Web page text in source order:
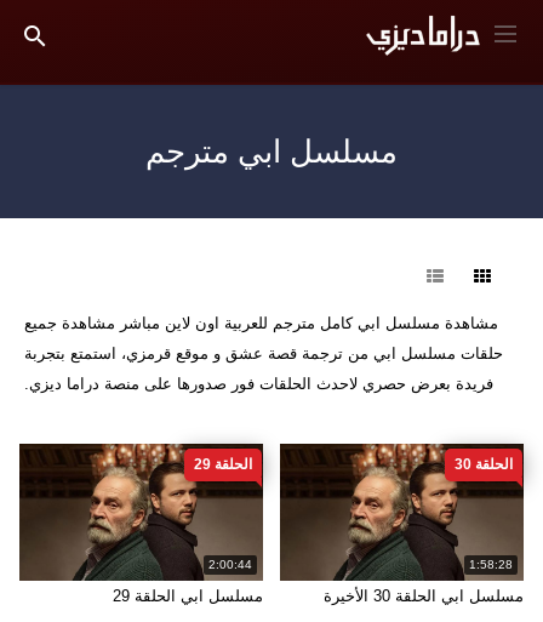
مسلسل ابي مترجم
مشاهدة مسلسل ابي كامل مترجم للعربية اون لاين مباشر مشاهدة جميع
حلقات مسلسل ابي من ترجمة قصة عشق و موقع قرمزي، استمتع بتجربة
فريدة بعرض حصري لاحدث الحلقات فور صدورها على منصة دراما ديزي.
1:58:28
الحلقة 30
مسلسل ابي الحلقة 30 الأخيرة
2:00:44
الحلقة 29
مسلسل ابي الحلقة 29